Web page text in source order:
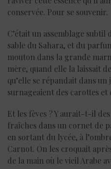
conservée. Pour se souvenir.
C’était un assemblage subtil
sable du Sahara, et du
mouton dans la grande
mère, quand elle la laissait
qu’elle se répandait dans
surnageaient des carottes et
Et les fèves ? Y aurait-t-il
fraîches dans un cornet de
en sortant du lycée, à
Carnot. On les croquait
de la main où le vieil Arabe